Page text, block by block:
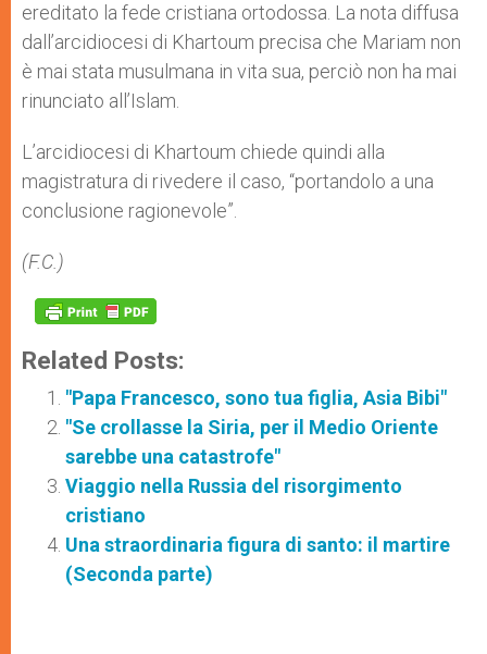
ereditato la fede cristiana ortodossa. La nota diffusa
dall’arcidiocesi di Khartoum precisa che Mariam non
è mai stata musulmana in vita sua, perciò non ha mai
rinunciato all’Islam.
L’arcidiocesi di Khartoum chiede quindi alla
magistratura di rivedere il caso, “portandolo a una
conclusione ragionevole”.
(F.C.)
Related Posts:
"Papa Francesco, sono tua figlia, Asia Bibi"
"Se crollasse la Siria, per il Medio Oriente
sarebbe una catastrofe"
Viaggio nella Russia del risorgimento
cristiano
Una straordinaria figura di santo: il martire
(Seconda parte)